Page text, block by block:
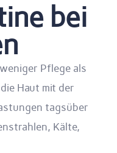
bei
Pflege als
Haut mit der
tagsüber
Kälte,